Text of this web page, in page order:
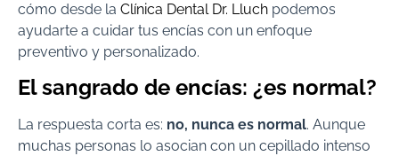
cómo desde la Clínica Dental Dr. Lluch podemos
ayudarte a cuidar tus encías con un enfoque
preventivo y personalizado.
El sangrado de encías: ¿es normal?
La respuesta corta es: no, nunca es normal. Aunque
muchas personas lo asocian con un cepillado intenso